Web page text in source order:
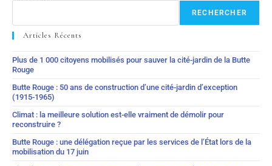
RECHERCHER
Articles Récents
Plus de 1 000 citoyens mobilisés pour sauver la cité-jardin de la Butte
Rouge
Butte Rouge : 50 ans de construction d’une cité-jardin d’exception
(1915-1965)
Climat : la meilleure solution est-elle vraiment de démolir pour
reconstruire ?
Butte Rouge : une délégation reçue par les services de l’État lors de la
mobilisation du 17 juin